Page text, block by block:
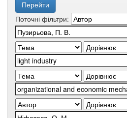
Поточні фільтри: